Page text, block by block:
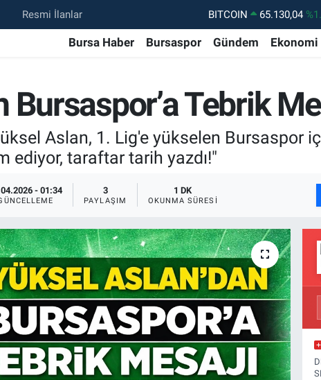
Resmi İlanlar BITCOIN 65.130,04
DOLAR
47,7069 %0.17
STERLİN
64,1897 %0.02
GRAM ALTIN
6618.49
BİST100
13.887 %64
Bursa Haber Bursaspor Gündem Ekonomi
Bursaspor’a Tebrik
Aslan, 1. Lig'e yükselen Bursaspor
ediyor, taraftar tarih yazdı!"
- 01:34 3
PAYLAŞIM
1 DK
OKUNMA SÜRESI